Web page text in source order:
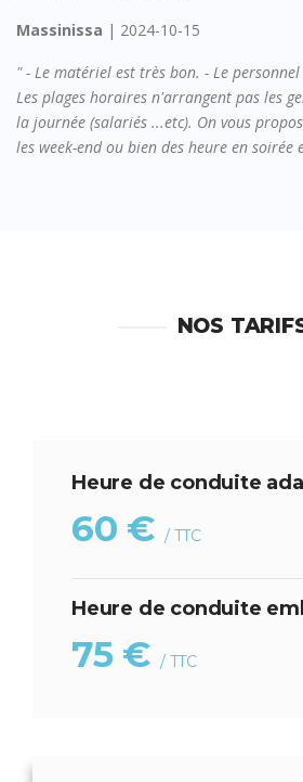
Massinissa | 2024-10-15
" - Le matériel est très bon. - Le
Les plages horaires n'arrangent pas les
la journée (salariés ...etc). On vous
les week-end ou bien des heure en
NOS
Heure de conduite
60 € / TTC
Heure de conduite
75 € / TTC